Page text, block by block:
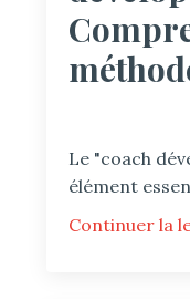
Le "coach
élément
Continuer la